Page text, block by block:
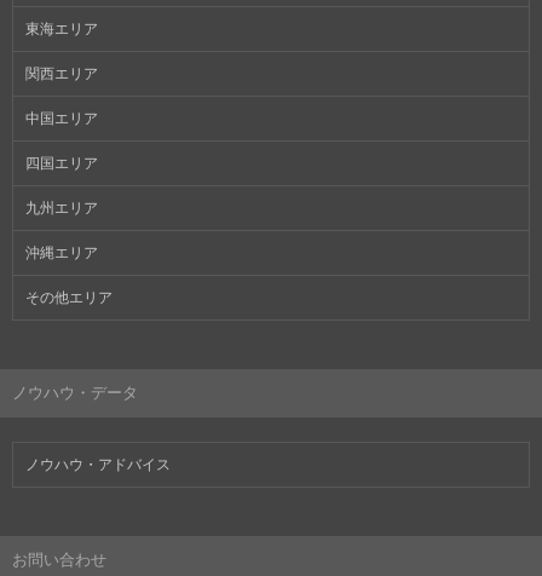
東海エリア
関西エリア
中国エリア
四国エリア
九州エリア
沖縄エリア
その他エリア
ノウハウ・データ
ノウハウ・アドバイス
お問い合わせ